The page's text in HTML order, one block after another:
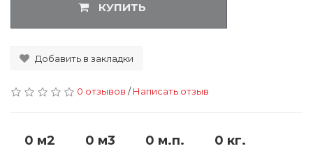
КУПИТЬ
Добавить в закладки
0 отзывов /Написать отзыв
0 м2 0 м3 0 м.п.
0 кг.